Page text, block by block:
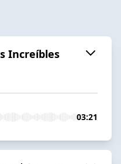
Increíbles
03:21